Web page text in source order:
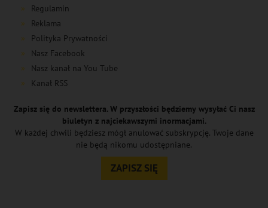
Regulamin
Reklama
Polityka Prywatności
Nasz Facebook
Nasz kanał na You Tube
Kanał RSS
Zapisz się do newslettera. W przyszłości będziemy wysyłać Ci nasz
biuletyn z najciekawszymi inormacjami.
W każdej chwili będziesz mógł anulować subskrypcję. Twoje dane
nie będą nikomu udostępniane.
ZAPISZ SIĘ